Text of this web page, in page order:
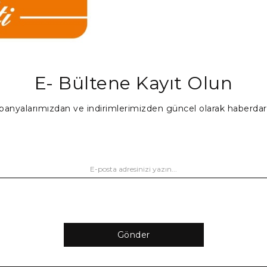
E- Bültene Kayıt Olun
ve indirimlerimizden güncel olarak
Gönder